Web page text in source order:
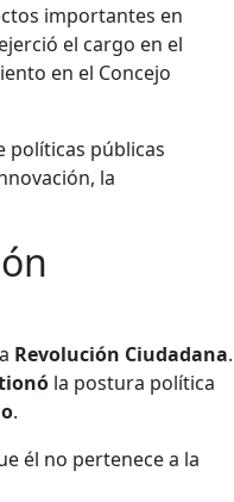
importantes en
el cargo en el
en el Concejo
políticas públicas
la
Revolución Ciudadana.
la postura política
.
él no pertenece a la